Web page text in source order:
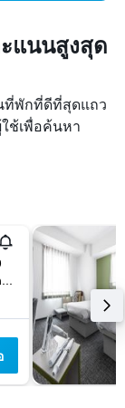
แนนสูงสุด
ที่พักที่ดีที่สุดแถว
ช้เพื่อค้นหา
8-4-22 Ginza, Chuo-ku, โตเกียว, ญี่ปุ่น